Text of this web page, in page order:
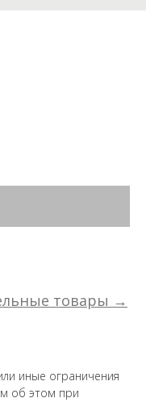
товары →
иные ограничения
об этом при